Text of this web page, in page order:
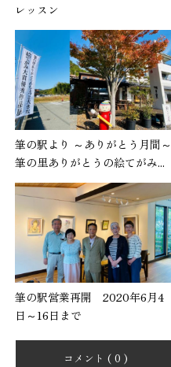
レッスン
筆の駅より ～ありがとう月間～
筆の里ありがとうの絵てがみ...
筆の駅営業再開 2020年6月4
日～16日まで
コメント ( 0 )